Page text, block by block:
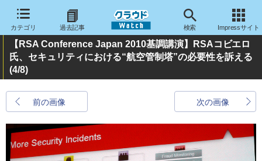
カテゴリ 過去記事 検索 Impressサイト
【RSA Conference Japan 2010基調講演】RSAコビエロ
氏、セキュリティにおける“航空管制塔”の必要性を訴える
(4/8)
前の画像 次の画像